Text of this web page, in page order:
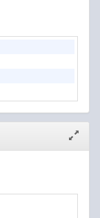
janela